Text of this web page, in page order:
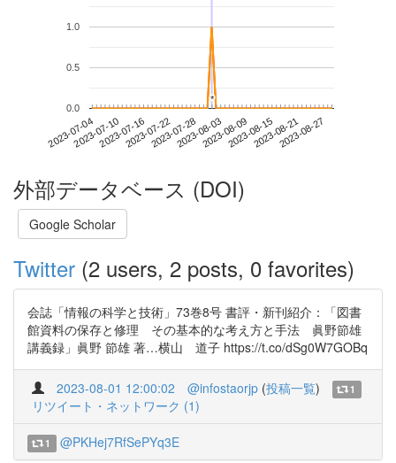
2023-07-042023-07-102023-07-162023-07-222023-07-282023-08-032023-08-092023-08-152023-08-212023-08-27
0.0
0.5
1.0
*
*
外部データベース (DOI)
Google Scholar
Twitter (2 users, 2 posts, 0 favorites)
会誌「情報の科学と技術」73巻8号 書評・新刊紹介：「図書
館資料の保存と修理 その基本的な考え方と手法 眞野節雄
講義録」眞野 節雄 著…横山 道子 https://t.co/dSg0W7GOBq
2023-08-01 12:00:02 @infostaorjp (投稿一覧) 1
リツイート・ネットワーク (1)
1 @PKHej7RfSePYq3E